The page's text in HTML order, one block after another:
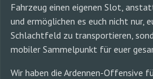
Fahrzeug einen eigenen Slot,
und ermöglichen es euch nicht nur,
Schlachtfeld zu transportieren,
mobiler Sammelpunkt für euer
Wir haben die Ardennen-Offensive